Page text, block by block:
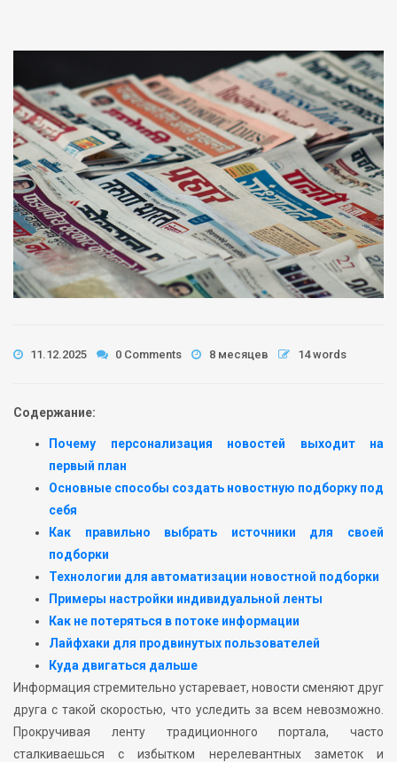
11.12.2025 0 Comments 8 месяцев 14 words
Содержание:
Почему персонализация новостей выходит на
первый план
Основные способы создать новостную подборку под
себя
Как правильно выбрать источники для своей
подборки
Технологии для автоматизации новостной подборки
Примеры настройки индивидуальной ленты
Как не потеряться в потоке информации
Лайфхаки для продвинутых пользователей
Куда двигаться дальше
Информация стремительно устаревает, новости сменяют друг
друга с такой скоростью, что уследить за всем невозможно.
Прокручивая ленту традиционного портала, часто
сталкиваешься с избытком нерелевантных заметок и